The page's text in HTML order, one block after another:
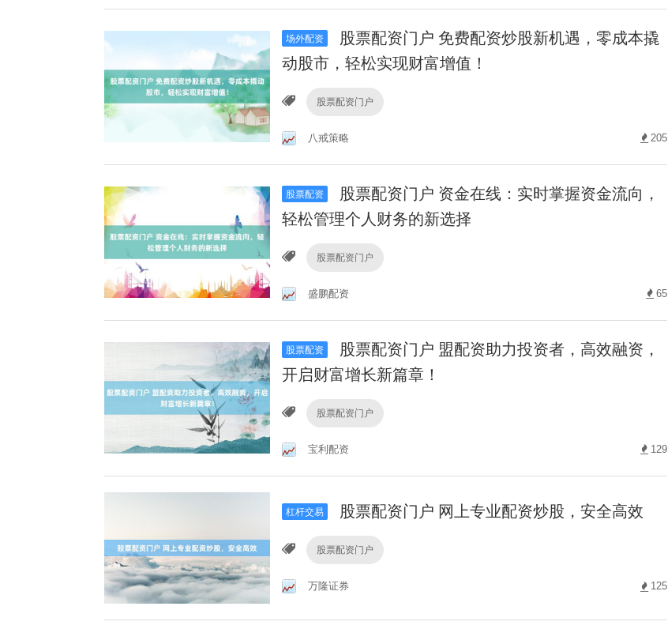
场外配资
股票配资门户 免费配资炒股新机遇，零成本撬
动股市，轻松实现财富增值！
股票配资门户
八戒策略 205
股票配资
股票配资门户 资金在线：实时掌握资金流向，
轻松管理个人财务的新选择
股票配资门户
盛鹏配资 65
股票配资
股票配资门户 盟配资助力投资者，高效融资，
开启财富增长新篇章！
股票配资门户
宝利配资 129
杠杆交易 股票配资门户 网上专业配资炒股，安全高效
股票配资门户
万隆证券 125